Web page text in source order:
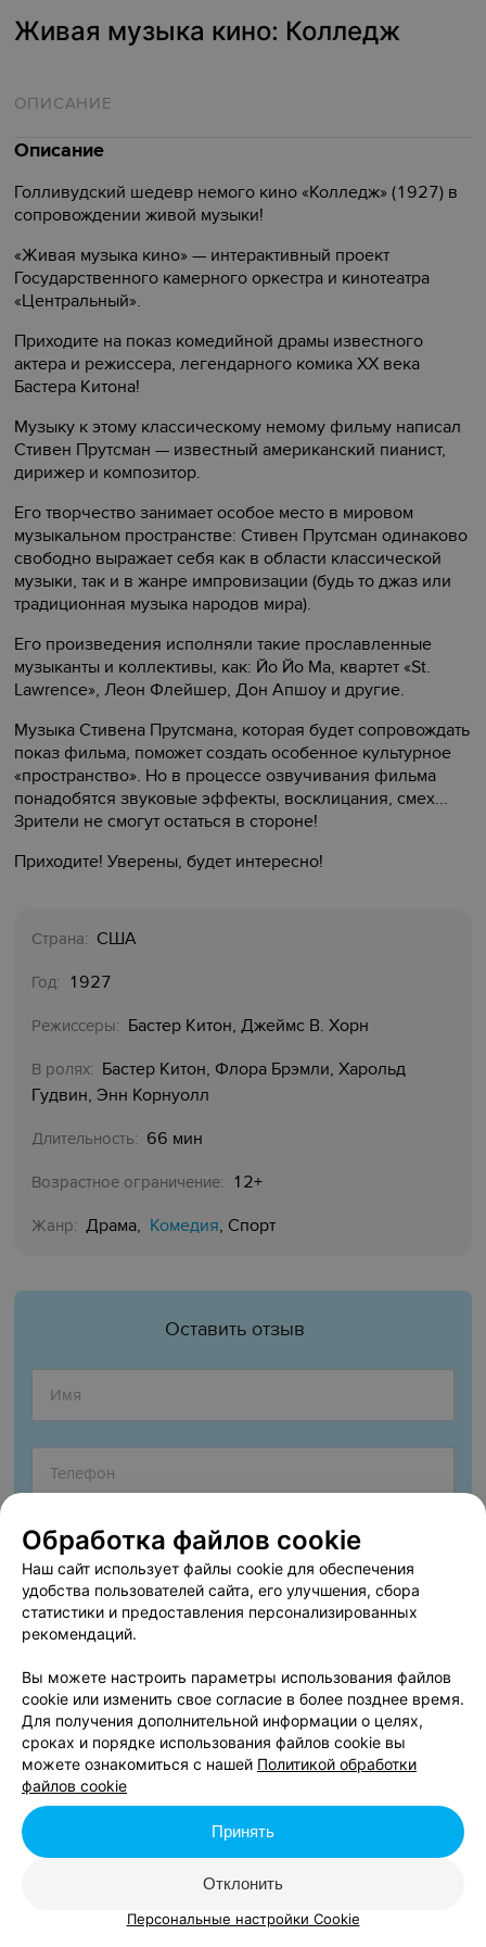
Живая музыка кино: Колледж
ОПИСАНИЕ
Описание
Голливудский шедевр немого кино «Колледж» (1927) в
сопровождении живой музыки!
«Живая музыка кино» — интерактивный проект
Государственного камерного оркестра и кинотеатра
«Центральный».
Приходите на показ комедийной драмы известного
актера и режиссера, легендарного комика XX века
Бастера Китона!
Музыку к этому классическому немому фильму написал
Стивен Прутсман — известный американский пианист,
дирижер и композитор.
Его творчество занимает особое место в мировом
музыкальном пространстве: Стивен Прутсман одинаково
свободно выражает себя как в области классической
музыки, так и в жанре импровизации (будь то джаз или
традиционная музыка народов мира).
Его произведения исполняли такие прославленные
музыканты и коллективы, как: Йо Йо Ма, квартет «St.
Lawrence», Леон Флейшер, Дон Апшоу и другие.
Музыка Стивена Прутсмана, которая будет сопровождать
показ фильма, поможет создать особенное культурное
«пространство». Но в процессе озвучивания фильма
понадобятся звуковые эффекты, восклицания, смех...
Зрители не смогут остаться в стороне!
Приходите! Уверены, будет интересно!
Страна: США
Год: 1927
Режиссеры: Бастер Китон, Джеймс В. Хорн
В ролях: Бастер Китон, Флора Брэмли, Харольд
Гудвин, Энн Корнуолл
Длительность: 66 мин
Возрастное ограничение: 12+
Жанр: Драма, Комедия, Спорт
Оставить отзыв
Согласен опубликовать отзыв. Подробнее обусловиях
обработки персональных данныхимеханизме реализации
прав
Добавить отзыв
Пользовательского соглашения
Обработка файлов cookie
Наш сайт использует файлы cookie для обеспечения
удобства пользователей сайта, его улучшения, сбора
статистики и предоставления персонализированных
рекомендаций.
Вы можете настроить параметры использования файлов
cookie или изменить свое согласие в более позднее время.
Для получения дополнительной информации о целях,
сроках и порядке использования файлов cookie вы
можете ознакомиться с нашей Политикой обработки
файлов cookie
Отклонить
Принять
Персональные настройки Cookie